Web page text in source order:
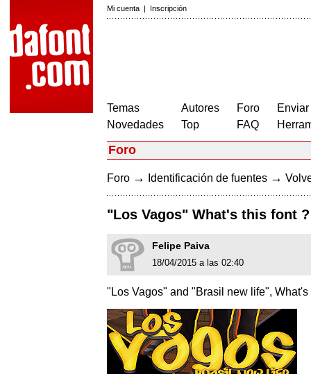
Mi cuenta | Inscripción
Temas
Novedades
Autores
Top
Foro
FAQ
Foro
Foro → Identificación de fuentes →
"Los Vagos" What's this font ?
Felipe Paiva
18/04/2015 a las 02:40
"Los Vagos" and "Brasil new life", What's